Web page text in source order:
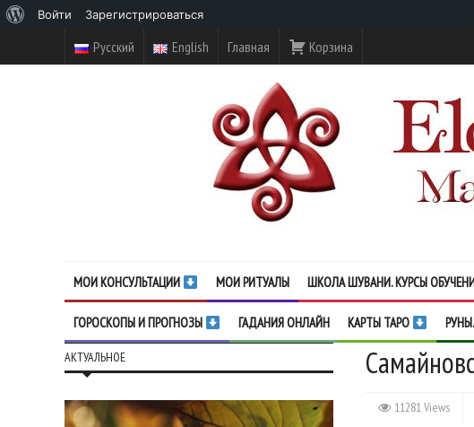
Русский English Главная Корзина
МОИ КОНСУЛЬТАЦИИ МОИ РИТУАЛЫ ШКОЛА ШУВАНИ. КУРСЫ
ГОРОСКОПЫ И ПРОГНОЗЫ ГАДАНИЯ ОНЛАЙН КАРТЫ ТАРО
11281 Views
АКТУАЛЬНОЕ
WordPress
Войти Зарегистрироваться